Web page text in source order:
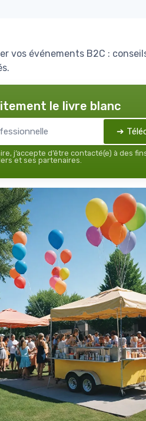
vos événements B2C :
le livre blanc
➔
j’accepte d’être contacté(e) à des
et ses partenaires.